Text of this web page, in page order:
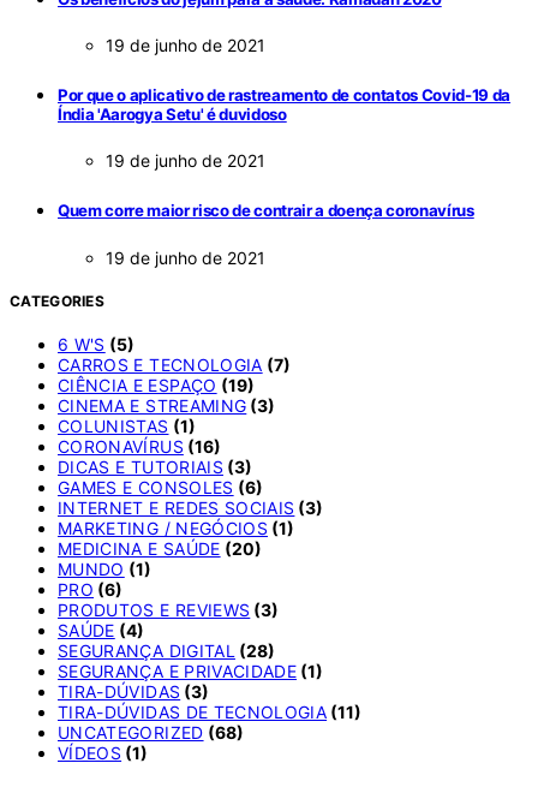
19 de junho de 2021
Por que o aplicativo de rastreamento de contatos Covid-19 da
Índia 'Aarogya Setu' é duvidoso
19 de junho de 2021
Quem corre maior risco de contrair a doença coronavírus
19 de junho de 2021
CATEGORIES
6 W'S (5)
CARROS E TECNOLOGIA (7)
CIÊNCIA E ESPAÇO (19)
CINEMA E STREAMING (3)
COLUNISTAS (1)
CORONAVÍRUS (16)
DICAS E TUTORIAIS (3)
GAMES E CONSOLES (6)
INTERNET E REDES SOCIAIS (3)
MARKETING / NEGÓCIOS (1)
MEDICINA E SAÚDE (20)
MUNDO (1)
PRO (6)
PRODUTOS E REVIEWS (3)
SAÚDE (4)
SEGURANÇA DIGITAL (28)
SEGURANÇA E PRIVACIDADE (1)
TIRA-DÚVIDAS (3)
TIRA-DÚVIDAS DE TECNOLOGIA (11)
UNCATEGORIZED (68)
VÍDEOS (1)